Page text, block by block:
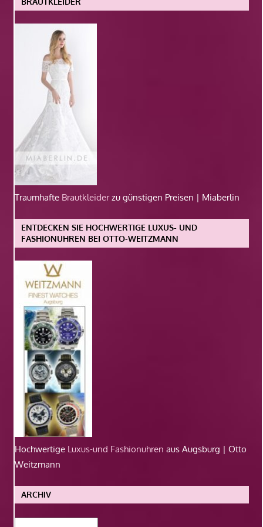
Traumhafte Brautkleiderzu günstigen Preisen | Miaberlin
ENTDECKEN SIE HOCHWERTIGE LUXUS- UND
FASHIONUHREN BEI OTTO-WEITZMANN
Hochwertige Luxus-und Fashionuhren aus Augsburg | Otto
Weitzmann
ARCHIV